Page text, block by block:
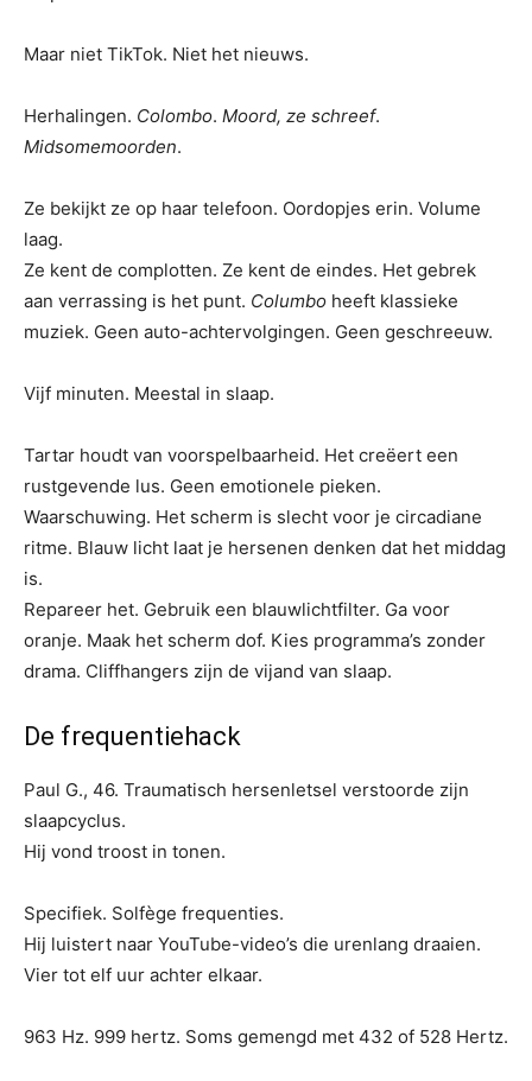
Maar niet TikTok. Niet het nieuws.
Herhalingen. Colombo. Moord, ze schreef.
Midsomemoorden.
Ze bekijkt ze op haar telefoon. Oordopjes erin. Volume
laag.
Ze kent de complotten. Ze kent de eindes. Het gebrek
aan verrassing is het punt. Columbo heeft klassieke
muziek. Geen auto-achtervolgingen. Geen geschreeuw.
Vijf minuten. Meestal in slaap.
Tartar houdt van voorspelbaarheid. Het creëert een
rustgevende lus. Geen emotionele pieken.
Waarschuwing. Het scherm is slecht voor je circadiane
ritme. Blauw licht laat je hersenen denken dat het middag
is.
Repareer het. Gebruik een blauwlichtfilter. Ga voor
oranje. Maak het scherm dof. Kies programma’s zonder
drama. Cliffhangers zijn de vijand van slaap.
De frequentiehack
Paul G., 46. Traumatisch hersenletsel verstoorde zijn
slaapcyclus.
Hij vond troost in tonen.
Specifiek. Solfège frequenties.
Hij luistert naar YouTube-video’s die urenlang draaien.
Vier tot elf uur achter elkaar.
963 Hz. 999 hertz. Soms gemengd met 432 of 528 Hertz.